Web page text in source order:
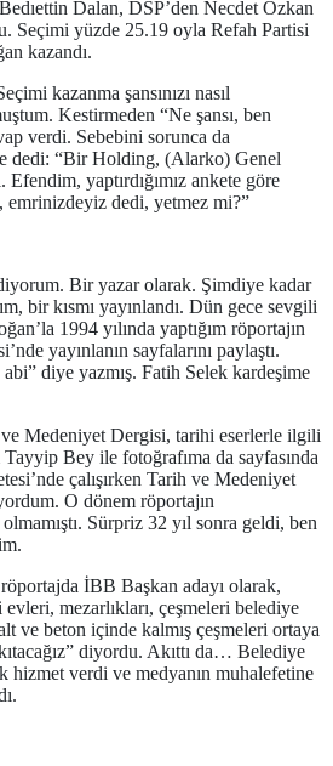
Dalan, DSP’den Necdet Özkan
Seçimi yüzde 25.19 oyla Refah Partisi
kazandı.
kazanma şansınızı nasıl
Kestirmeden “Ne şansı, ben
verdi. Sebebini sorunca da
dedi: “Bir Holding, (Alarko) Genel
yaptırdığımız ankete göre
emrinizdeyiz dedi, yetmez mi?”
Bir yazar olarak. Şimdiye kadar
bir kısmı yayınlandı. Dün gece sevgili
1994 yılında yaptığım röportajın
yayınlanın sayfalarını paylaştı.
diye yazmış. Fatih Selek kardeşime
Medeniyet Dergisi, tarihi eserlerle ilgili
Tayyip Bey ile fotoğrafıma da sayfasında
çalışırken Tarih ve Medeniyet
O dönem röportajın
Sürpriz 32 yıl sonra geldi, ben
İBB Başkan adayı olarak,
mezarlıkları, çeşmeleri belediye
ve beton içinde kalmış çeşmeleri ortaya
diyordu. Akıttı da… Belediye
hizmet verdi ve medyanın muhalefetine